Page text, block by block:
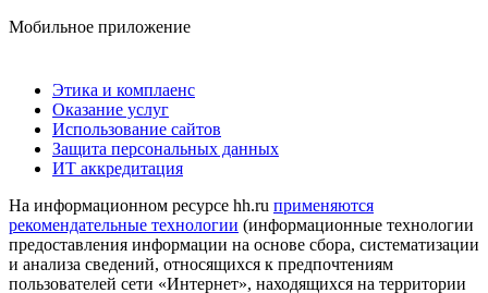
Мобильное приложение
Этика и комплаенс
Оказание услуг
Использование сайтов
Защита персональных данных
ИТ аккредитация
На информационном ресурсе hh.ru применяются
рекомендательные технологии (информационные технологии
предоставления информации на основе сбора, систематизации
и анализа сведений, относящихся к предпочтениям
пользователей сети «Интернет», находящихся на территории